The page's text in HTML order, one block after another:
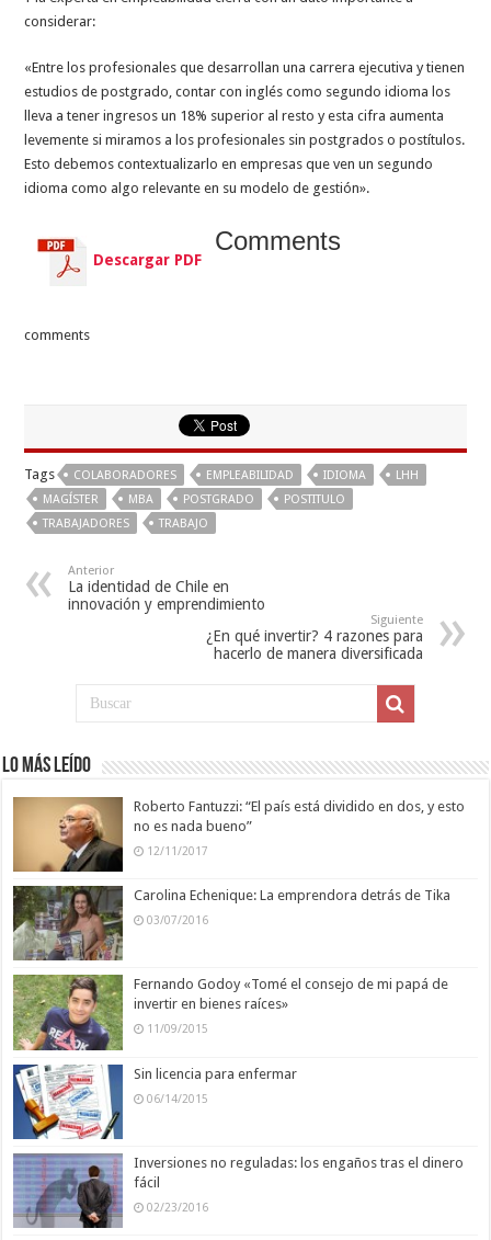
considerar:
«Entre los profesionales que desarrollan una carrera ejecutiva y tienen
estudios de postgrado, contar con inglés como segundo idioma los
lleva a tener ingresos un 18% superior al resto y esta cifra aumenta
levemente si miramos a los profesionales sin postgrados o postítulos.
Esto debemos contextualizarlo en empresas que ven un segundo
idioma como algo relevante en su modelo de gestión».
Descargar PDF
Comments
comments
Tags COLABORADORES EMPLEABILIDAD IDIOMA
LHH
MAGÍSTER
MBA POSTGRADO
POSTITULO
TRABAJADORES
TRABAJO
Anterior
La identidad de Chile en
innovación y emprendimiento
Siguiente
¿En qué invertir? 4 razones para
hacerlo de manera diversificada
Lo más leído
Roberto Fantuzzi: “El país está dividido en dos, y esto
no es nada bueno”
12/11/2017
Carolina Echenique: La emprendora detrás de Tika
03/07/2016
Fernando Godoy «Tomé el consejo de mi papá de
invertir en bienes raíces»
11/09/2015
Sin licencia para enfermar
06/14/2015
Inversiones no reguladas: los engaños tras el dinero
fácil
02/23/2016